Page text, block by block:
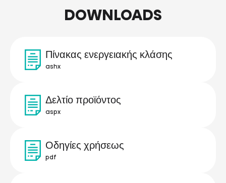
DOWNLOADS
Πίνακας ενεργειακής κλάσης
ashx
Δελτίο προϊόντος
aspx
Οδηγίες χρήσεως
pdf